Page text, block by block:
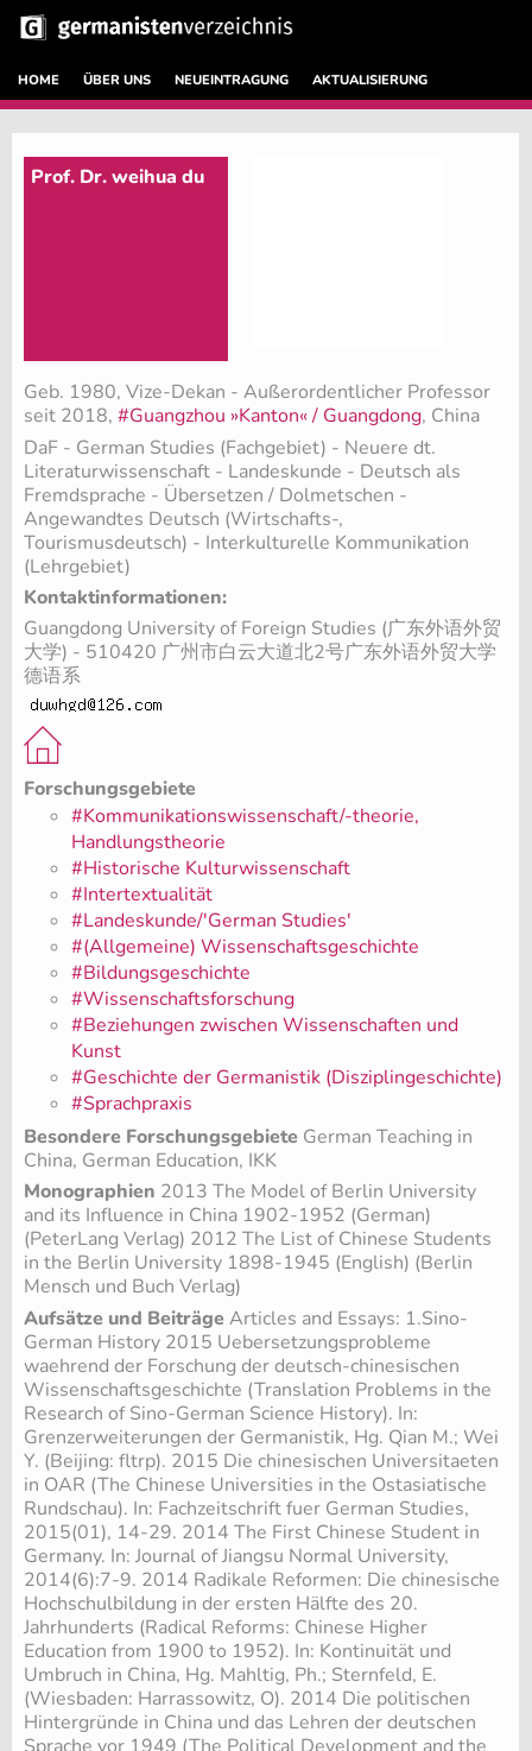
HOME ÜBER UNS NEUEINTRAGUNG AKTUALISIERUNG
Prof. Dr. weihua du
Geb. 1980, Vize-Dekan - Außerordentlicher Professor
seit 2018, #Guangzhou »Kanton« / Guangdong, China
DaF - German Studies (Fachgebiet) - Neuere dt.
Literaturwissenschaft - Landeskunde - Deutsch als
Fremdsprache - Übersetzen / Dolmetschen -
Angewandtes Deutsch (Wirtschafts-,
Tourismusdeutsch) - Interkulturelle Kommunikation
(Lehrgebiet)
Kontaktinformationen:
Guangdong University of Foreign Studies (广东外语外贸
大学) - 510420 广州市白云大道北2号广东外语外贸大学
德语系
Forschungsgebiete
#Kommunikationswissenschaft/-theorie,
Handlungstheorie
#Historische Kulturwissenschaft
#Intertextualität
#Landeskunde/'German Studies'
#(Allgemeine) Wissenschaftsgeschichte
#Bildungsgeschichte
#Wissenschaftsforschung
#Beziehungen zwischen Wissenschaften und
Kunst
#Geschichte der Germanistik (Disziplingeschichte)
#Sprachpraxis
Besondere Forschungsgebiete German Teaching in
China, German Education, IKK
Monographien 2013 The Model of Berlin University
and its Influence in China 1902-1952 (German)
(PeterLang Verlag) 2012 The List of Chinese Students
in the Berlin University 1898-1945 (English) (Berlin
Mensch und Buch Verlag)
Aufsätze und BeiträgeArticles and Essays: 1.Sino-
German History 2015 Uebersetzungsprobleme
waehrend der Forschung der deutsch-chinesischen
Wissenschaftsgeschichte (Translation Problems in the
Research of Sino-German Science History). In:
Grenzerweiterungen der Germanistik, Hg. Qian M.; Wei
Y. (Beijing: fltrp). 2015 Die chinesischen Universitaeten
in OAR (The Chinese Universities in the Ostasiatische
Rundschau). In: Fachzeitschrift fuer German Studies,
2015(01), 14-29. 2014 The First Chinese Student in
Germany. In: Journal of Jiangsu Normal University,
2014(6):7-9. 2014 Radikale Reformen: Die chinesische
Hochschulbildung in der ersten Hälfte des 20.
Jahrhunderts (Radical Reforms: Chinese Higher
Education from 1900 to 1952). In: Kontinuität und
Umbruch in China, Hg. Mahltig, Ph.; Sternfeld, E.
(Wiesbaden: Harrassowitz, O). 2014 Die politischen
Hintergründe in China und das Lehren der deutschen